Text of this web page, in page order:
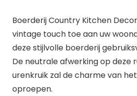
Boerderij Country Kitchen
vintage touch toe aan uw
deze stijlvolle boerderij
De neutrale afwerking op deze
urenkruik zal de charme van
oproepen.